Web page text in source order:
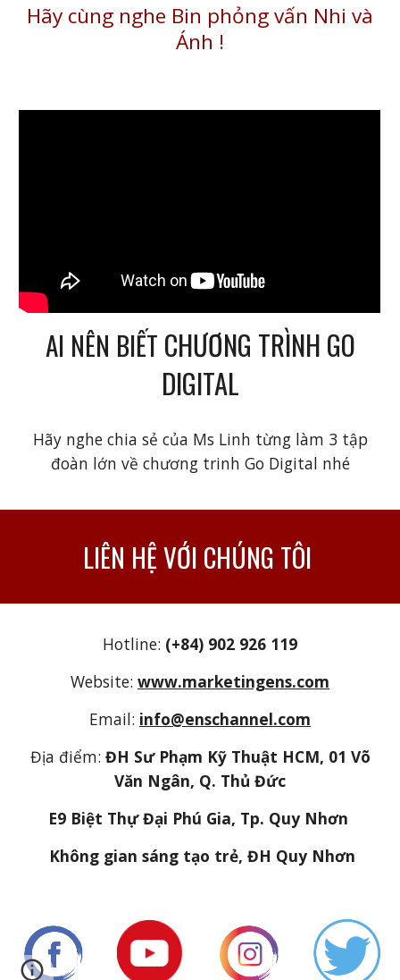
Hãy cùng nghe Bin phỏng vấn Nhi và
Ánh !
AI NÊN BIẾT CHƯƠNG TRÌNH GO
DIGITAL
Hãy nghe chia sẻ của Ms Linh từng làm 3 tập
đoàn lớn về chương trinh Go Digital nhé
LIÊN HỆ VỚI CHÚNG TÔI
Hotline: (+84) 902 926 119
Website: www.marketingens.com
Email: info@enschannel.com
Địa điểm: ĐH Sư Phạm Kỹ Thuật HCM, 01 Võ
Văn Ngân, Q. Thủ Đức
E9 Biệt Thự Đại Phú Gia, Tp. Quy Nhơn
Không gian sáng tạo trẻ, ĐH Quy Nhơn